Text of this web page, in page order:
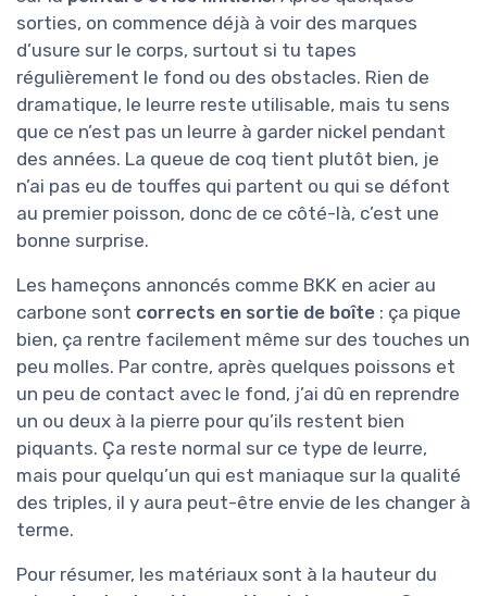
sorties, on commence déjà à voir des marques
d’usure sur le corps, surtout si tu tapes
régulièrement le fond ou des obstacles. Rien de
dramatique, le leurre reste utilisable, mais tu sens
que ce n’est pas un leurre à garder nickel pendant
des années. La queue de coq tient plutôt bien, je
n’ai pas eu de touffes qui partent ou qui se défont
au premier poisson, donc de ce côté-là, c’est une
bonne surprise.
Les hameçons annoncés comme BKK en acier au
carbone sont corrects en sortie de boîte : ça pique
bien, ça rentre facilement même sur des touches un
peu molles. Par contre, après quelques poissons et
un peu de contact avec le fond, j’ai dû en reprendre
un ou deux à la pierre pour qu’ils restent bien
piquants. Ça reste normal sur ce type de leurre,
mais pour quelqu’un qui est maniaque sur la qualité
des triples, il y aura peut-être envie de les changer à
terme.
Pour résumer, les matériaux sont à la hauteur du